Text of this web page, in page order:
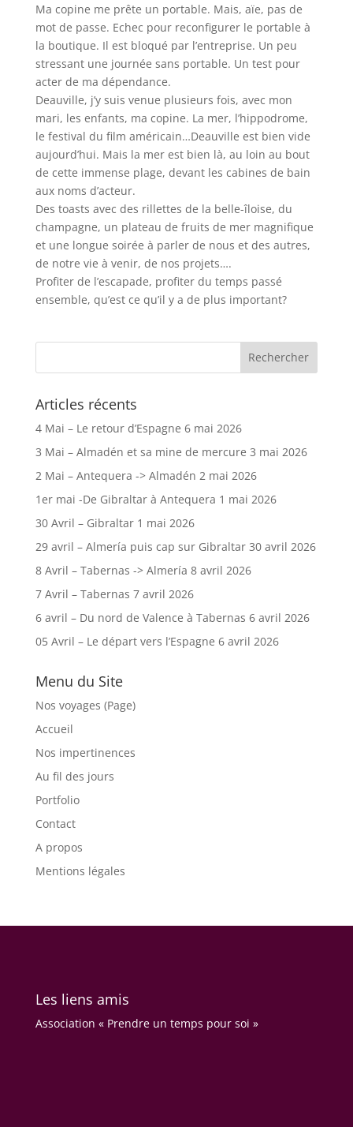
Ma copine me prête un portable. Mais, aïe, pas de
mot de passe. Echec pour reconfigurer le portable à
la boutique. Il est bloqué par l’entreprise. Un peu
stressant une journée sans portable. Un test pour
acter de ma dépendance.
Deauville, j’y suis venue plusieurs fois, avec mon
mari, les enfants, ma copine. La mer, l’hippodrome,
le festival du film américain…Deauville est bien vide
aujourd’hui. Mais la mer est bien là, au loin au bout
de cette immense plage, devant les cabines de bain
aux noms d’acteur.
Des toasts avec des rillettes de la belle-îloise, du
champagne, un plateau de fruits de mer magnifique
et une longue soirée à parler de nous et des autres,
de notre vie à venir, de nos projets….
Profiter de l’escapade, profiter du temps passé
ensemble, qu’est ce qu’il y a de plus important?
Articles récents
4 Mai – Le retour d’Espagne 6 mai 2026
3 Mai – Almadén et sa mine de mercure 3 mai 2026
2 Mai – Antequera -> Almadén 2 mai 2026
1er mai -De Gibraltar à Antequera 1 mai 2026
30 Avril – Gibraltar 1 mai 2026
29 avril – Almería puis cap sur Gibraltar 30 avril 2026
8 Avril – Tabernas -> Almería 8 avril 2026
7 Avril – Tabernas 7 avril 2026
6 avril – Du nord de Valence à Tabernas 6 avril 2026
05 Avril – Le départ vers l’Espagne 6 avril 2026
Menu du Site
Nos voyages (Page)
Accueil
Nos impertinences
Au fil des jours
Portfolio
Contact
A propos
Mentions légales
Les liens amis
Association « Prendre un temps pour soi »